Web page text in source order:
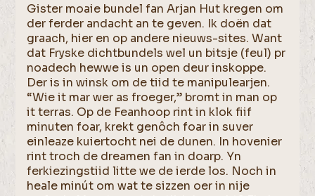
Gister moaie bundel fan Arjan Hut kregen om
der ferder andacht an te geven. Ik doën dat
graach, hier en op andere nieuws-sites. Want
dat Fryske dichtbundels wel un bitsje (feul) pr
noadech hewwe is un open deur inskoppe.
Der is in winsk om de tiid te manipulearjen.
“Wie it mar wer as froeger,” bromt in man op
it terras. Op de Feanhoop rint in klok fiif
minuten foar, krekt genôch foar in suver
einleaze kuiertocht nei de dunen. In hovenier
rint troch de dreamen fan in doarp. Yn
ferkiezingstiid litte we de ierde los. Noch in
heale minút om wat te sizzen oer in nije